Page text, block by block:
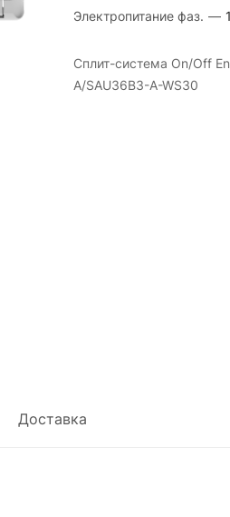
Электропитание фаз. —
Сплит-система On/Off
A/SAU36B3-A-WS30
Доставка